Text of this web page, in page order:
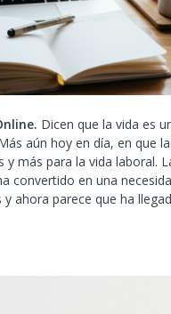
Dicen que la vida es
aún hoy en día, en que
y más para la vida laboral.
convertido en una
y ahora parece que ha